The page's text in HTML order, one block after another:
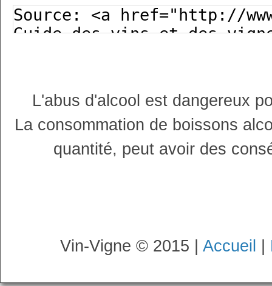
L'abus d'alcool est dangereux
La consommation de boissons
quantité, peut avoir des
Vin-Vigne © 2015 | Accueil